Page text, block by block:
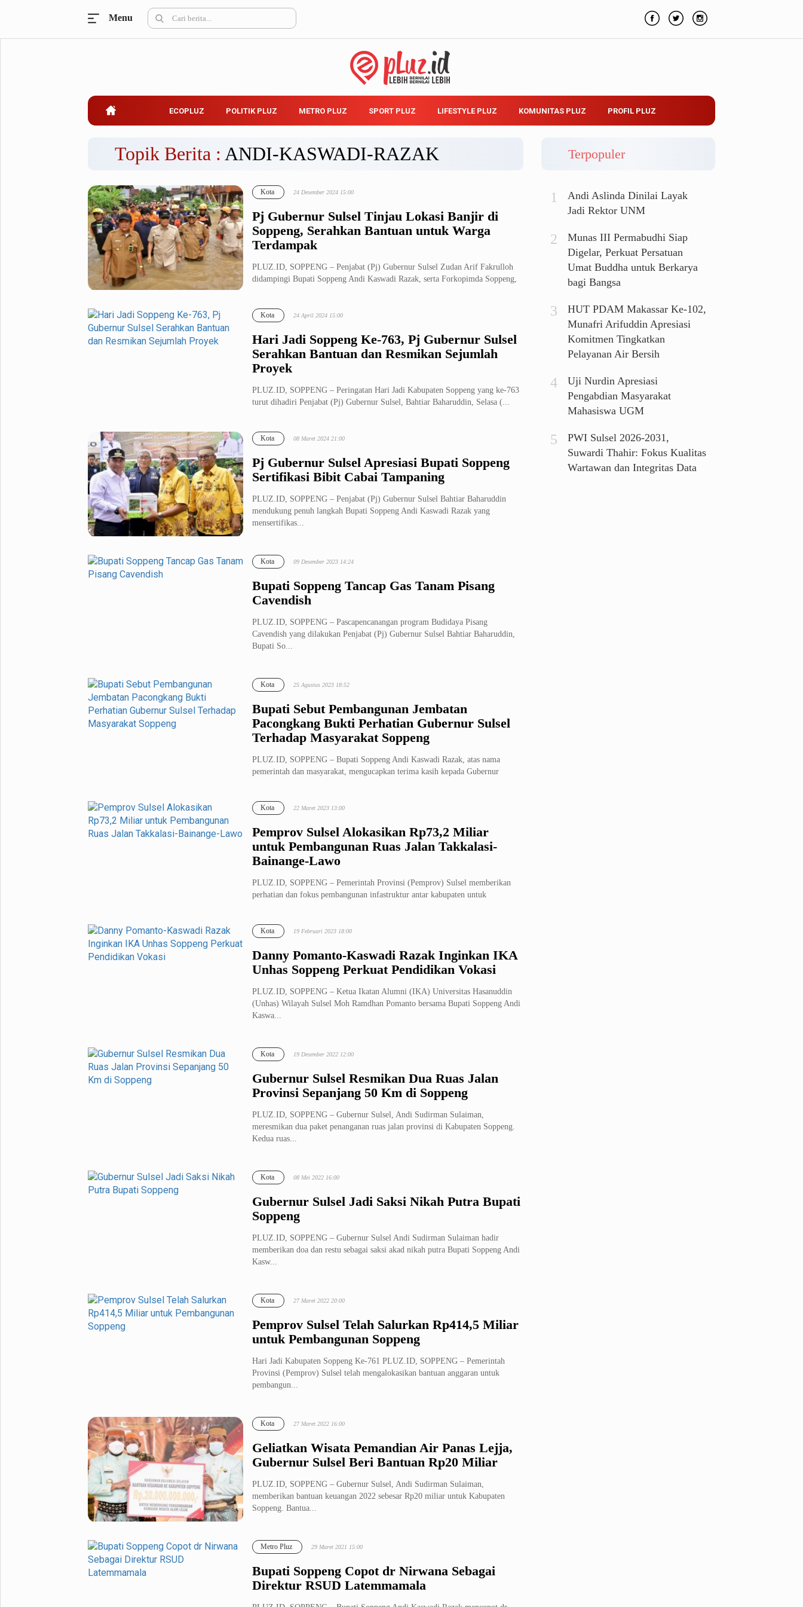
Belanja
Kuliner
Pemilu
Partai Politik
Pilpres
Hukum & Kriminal
Internasional
Citizen
Pemerintahan
Bulutangkis
Golf
Infotainment
Parenting
Menu
ECOPLUZ POLITIK PLUZ METRO PLUZ SPORT PLUZ LIFESTYLE PLUZ KOMUNITAS PLUZ PROFIL PLUZ
Topik Berita : ANDI-KASWADI-RAZAK
Pj Gubernur Sulsel Tinjau Lokasi Banjir di
Soppeng, Serahkan Bantuan untuk Warga
Terdampak
Kota 24 Desember 2024 15:00
PLUZ.ID, SOPPENG – Penjabat (Pj) Gubernur Sulsel Zudan Arif Fakrulloh
didampingi Bupati Soppeng Andi Kaswadi Razak, serta Forkopimda Soppeng,
Hari Jadi Soppeng Ke-763, Pj Gubernur Sulsel
Serahkan Bantuan dan Resmikan Sejumlah
Proyek
Kota 24 April 2024 15:00
PLUZ.ID, SOPPENG – Peringatan Hari Jadi Kabupaten Soppeng yang ke-763
turut dihadiri Penjabat (Pj) Gubernur Sulsel, Bahtiar Baharuddin, Selasa (...
Pj Gubernur Sulsel Apresiasi Bupati Soppeng
Sertifikasi Bibit Cabai Tampaning
Kota 08 Maret 2024 21:00
PLUZ.ID, SOPPENG – Penjabat (Pj) Gubernur Sulsel Bahtiar Baharuddin
mendukung penuh langkah Bupati Soppeng Andi Kaswadi Razak yang
mensertifikas...
Bupati Soppeng Tancap Gas Tanam Pisang
Cavendish
Kota 09 Desember 2023 14:24
PLUZ.ID, SOPPENG – Pascapencanangan program Budidaya Pisang
Cavendish yang dilakukan Penjabat (Pj) Gubernur Sulsel Bahtiar Baharuddin,
Bupati So...
Bupati Sebut Pembangunan Jembatan
Pacongkang Bukti Perhatian Gubernur Sulsel
Terhadap Masyarakat Soppeng
Kota 25 Agustus 2023 18:52
PLUZ.ID, SOPPENG – Bupati Soppeng Andi Kaswadi Razak, atas nama
pemerintah dan masyarakat, mengucapkan terima kasih kepada Gubernur
Pemprov Sulsel Alokasikan Rp73,2 Miliar
untuk Pembangunan Ruas Jalan Takkalasi-
Bainange-Lawo
Kota 22 Maret 2023 13:00
PLUZ.ID, SOPPENG – Pemerintah Provinsi (Pemprov) Sulsel memberikan
perhatian dan fokus pembangunan infastruktur antar kabupaten untuk
Danny Pomanto-Kaswadi Razak Inginkan IKA
Unhas Soppeng Perkuat Pendidikan Vokasi
Kota 19 Februari 2023 18:00
PLUZ.ID, SOPPENG – Ketua Ikatan Alumni (IKA) Universitas Hasanuddin
(Unhas) Wilayah Sulsel Moh Ramdhan Pomanto bersama Bupati Soppeng Andi
Kaswa...
Gubernur Sulsel Resmikan Dua Ruas Jalan
Provinsi Sepanjang 50 Km di Soppeng
Kota 19 Desember 2022 12:00
PLUZ.ID, SOPPENG – Gubernur Sulsel, Andi Sudirman Sulaiman,
meresmikan dua paket penanganan ruas jalan provinsi di Kabupaten Soppeng.
Kedua ruas...
Gubernur Sulsel Jadi Saksi Nikah Putra Bupati
Soppeng
Kota 08 Mei 2022 16:00
PLUZ.ID, SOPPENG – Gubernur Sulsel Andi Sudirman Sulaiman hadir
memberikan doa dan restu sebagai saksi akad nikah putra Bupati Soppeng Andi
Kasw...
Pemprov Sulsel Telah Salurkan Rp414,5 Miliar
untuk Pembangunan Soppeng
Kota 27 Maret 2022 20:00
Hari Jadi Kabupaten Soppeng Ke-761 PLUZ.ID, SOPPENG – Pemerintah
Provinsi (Pemprov) Sulsel telah mengalokasikan bantuan anggaran untuk
pembangun...
Geliatkan Wisata Pemandian Air Panas Lejja,
Gubernur Sulsel Beri Bantuan Rp20 Miliar
Kota 27 Maret 2022 16:00
PLUZ.ID, SOPPENG – Gubernur Sulsel, Andi Sudirman Sulaiman,
memberikan bantuan keuangan 2022 sebesar Rp20 miliar untuk Kabupaten
Soppeng. Bantua...
Bupati Soppeng Copot dr Nirwana Sebagai
Direktur RSUD Latemmamala
Metro Pluz 29 Maret 2021 15:00
Terpopuler
Andi Aslinda Dinilai Layak
Jadi Rektor UNM
Munas III Permabudhi Siap
Digelar, Perkuat Persatuan
Umat Buddha untuk Berkarya
bagi Bangsa
HUT PDAM Makassar Ke-102,
Munafri Arifuddin Apresiasi
Komitmen Tingkatkan
Pelayanan Air Bersih
Uji Nurdin Apresiasi
Pengabdian Masyarakat
Mahasiswa UGM
PWI Sulsel 2026-2031,
Suwardi Thahir: Fokus Kualitas
Wartawan dan Integritas Data